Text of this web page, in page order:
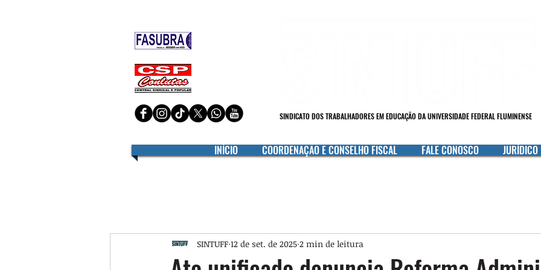
SINDICATO DOS TRABALHADORES EM EDUCAÇÃO DA UNIVERSIDADE FEDERAL FLUMINENSE
INÍCIO COORDENAÇÃO E CONSELHO FISCAL FALE CONOSCO JURÍDICO
SINTUFF 12 de set. de 2025 2 min de leitura